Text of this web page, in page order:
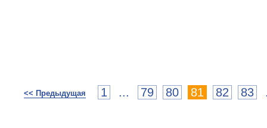
<< Предыдущая 1 ... 79 80 81 82 83